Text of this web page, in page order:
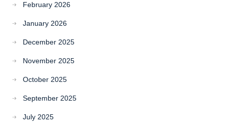
February 2026
January 2026
December 2025
November 2025
October 2025
September 2025
July 2025